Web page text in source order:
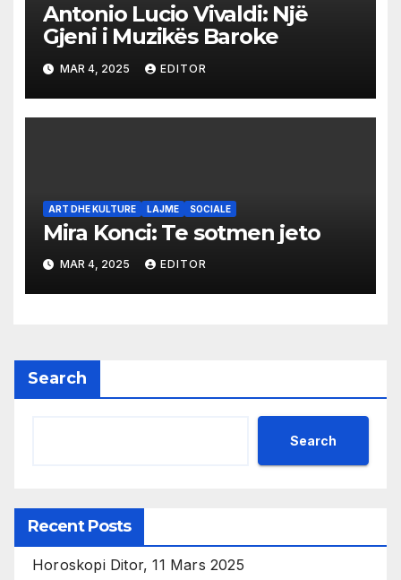
Antonio Lucio Vivaldi: Një
Gjeni i Muzikës Baroke
MAR 4, 2025 EDITOR
ART DHE KULTURE LAJME SOCIALE
Mira Konci: Te sotmen jeto
MAR 4, 2025 EDITOR
Search
Search
Recent Posts
Horoskopi Ditor, 11 Mars 2025